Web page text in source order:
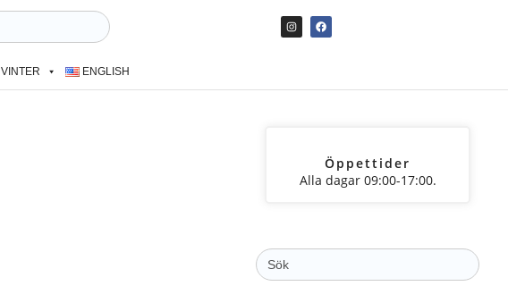
VINTER ENGLISH
Öppettider
Alla dagar 09:00-17:00.
Sök
efter: